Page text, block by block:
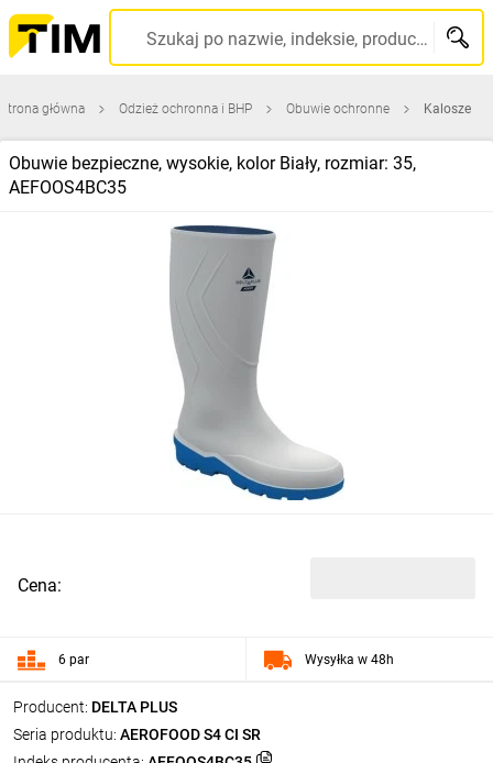
Szukaj po nazwie, indeksie, producencie, kodzie kreskowym...
Strona główna Odzież ochronna i BHP Obuwie ochronne Kalosze
Obuwie bezpieczne, wysokie, kolor Biały, rozmiar: 35,
AEFOOS4BC35
Producent: DELTA PLUS
Seria produktu: AEROFOOD S4 CI SR
Cena:
6 par Wysyłka w 48h